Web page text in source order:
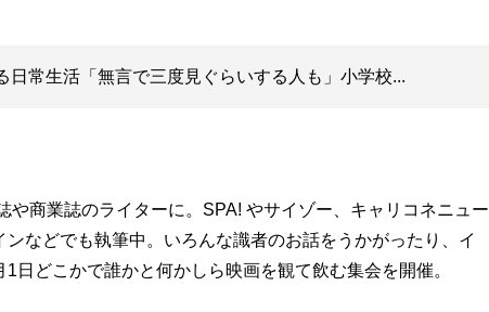
日常生活「無言で三度見ぐらいする人も」小学校...
や商業誌のライターに。SPA! やサイゾー、キャリコネニュー
などでも執筆中。いろんな識者のお話をうかがったり、イ
日どこかで誰かと何かしら映画を観て飲む集会を開催。